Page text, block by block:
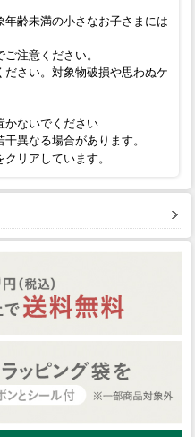
齢未満の小さなお子さまには
注意ください。
さい。対象物破損や思わぬケ
ないでください
異なる場合があります。
リアしています。